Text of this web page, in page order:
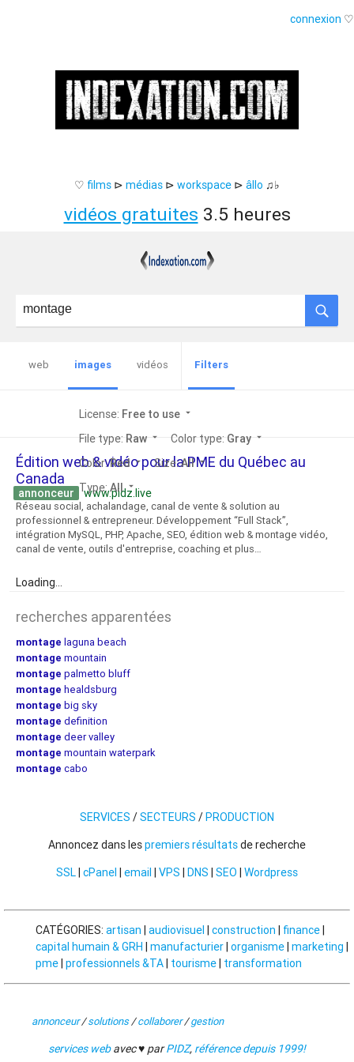
connexion ♡
♡ films ⊳ médias ⊳ workspace ⊳ âllo ♫♭
vidéos gratuites 3.5 heures
web images vidéos Filters
License: Free to use arrow_drop_down
File type: Raw arrow_drop_down Color type: Gray arrow_drop_down
Color:Red arrow_drop_down Size:All arrow_drop_down
Type:All arrow_drop_down
Édition web & vidéo pour la PME du Québec au
Canada
annonceur www.pidz.live
Réseau social, achalandage, canal de vente & solution au
professionnel & entrepreneur. Développement “Full Stack”,
intégration MySQL, PHP, Apache, SEO, édition web & montage vidéo,
canal de vente, outils d'entreprise, coaching et plus…
Loading...
recherches apparentées
montage laguna beach
montage mountain
montage palmetto bluff
montage healdsburg
montage big sky
montage definition
montage deer valley
montage mountain waterpark
montage cabo
SERVICES /SECTEURS /PRODUCTION
Annoncez dans lespremiers résultatsde recherche
SSL| cPanel | email | VPS | DNS | SEO | Wordpress
CATÉGORIES: artisan | audiovisuel | construction | finance|
capital humain & GRH | manufacturier| organisme| marketing |
pme| professionnels &TA| tourisme| transformation
annonceur/solutions/collaborer/gestion
services webavec ♥ parPIDZ, référence depuis 1999!